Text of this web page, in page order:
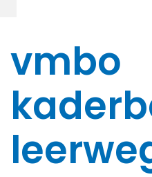
vmbo